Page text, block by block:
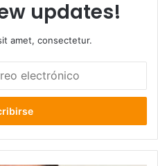
updates!
amet, consectetur.